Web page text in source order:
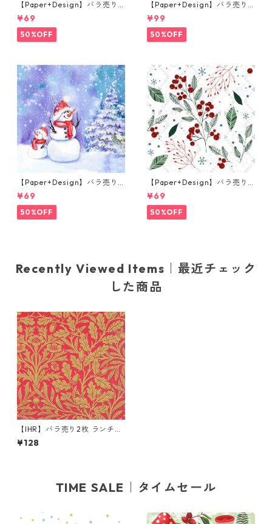
【Paper+Design】バラ売り2
枚 ランチサイズ ペーパーナプ
キン Robin Forest ベージュ
¥69
50%OFF
【Paper+Design】バラ売り2
枚 ランチサイズ ペーパーナプ
キン Portchie Art Reading i
n the Garden イエロー
¥99
50%OFF
【Paper+Design】バラ売り2
枚 ランチサイズ ペーパーナプ
キン Frosty friends ブルー
¥69
50%OFF
【Paper+Design】バラ売り2
枚 ランチサイズ ペーパーナプ
キン Festive florals ホワイト
¥69
50%OFF
Recently Viewed Items｜最近チェック
した商品
【IHR】バラ売り2枚 ランチサ
イズ ペーパーナプキン ACOR
N レッド× ゴールド V&A ウィ
¥128
TIME SALE｜タイムセール